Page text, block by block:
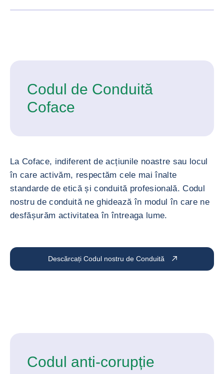
Codul de Conduită
Coface
La Coface, indiferent de acțiunile noastre sau locul
în care activăm, respectăm cele mai înalte
standarde de etică și conduită profesională. Codul
nostru de conduită ne ghidează în modul în care ne
desfășurăm activitatea în întreaga lume.
Descărcați Codul nostru de Conduită
Codul anti-corupție